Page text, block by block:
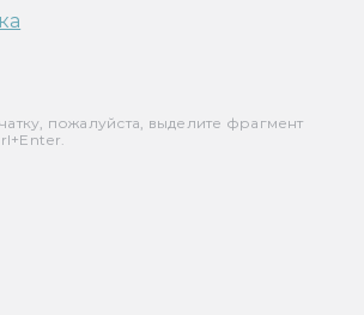
пожалуйста, выделите фрагмент